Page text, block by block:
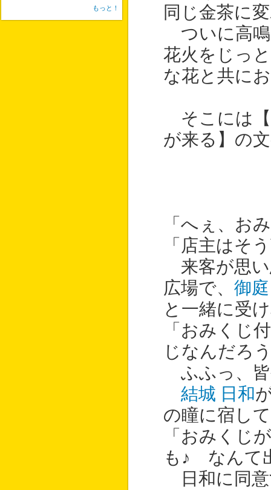
同じ金茶に
ついに高鳴
花火をじっ
な花と共に
そこには
が来る】の
「へぇ、お
「店主はそ
来客が思い
広場で、 御
と一緒に受
「おみくじ
じなんだろ
ふふっ、
結城 日和
の瞳に宿し
「おみくじ
も♪ なんて
日和に同
もっと！